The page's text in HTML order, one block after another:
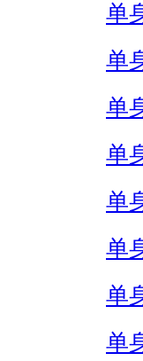
单
单
单
单
单
单
单
单